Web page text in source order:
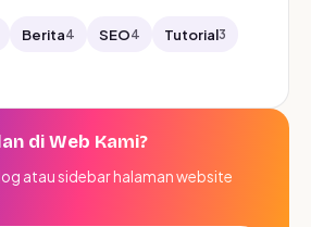
Berita4 SEO4 Tutorial3
di Web Kami?
atau sidebar halaman website